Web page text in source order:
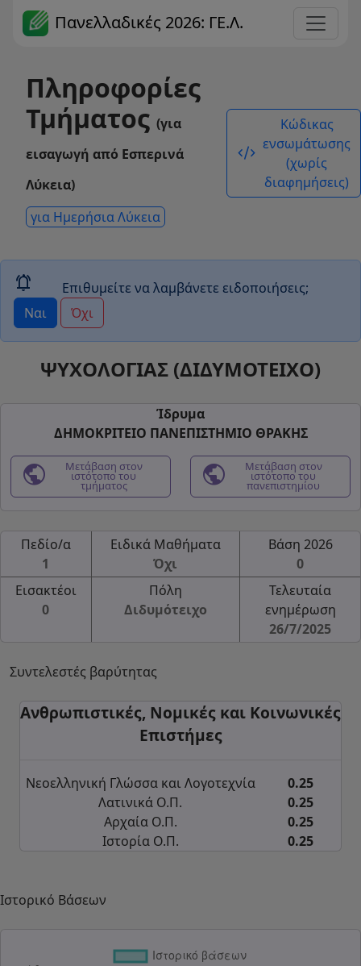
Πανελλαδικές 2026: ΓΕ.Λ.
Πληροφορίες
Τμήματος (για
εισαγωγή από Εσπερινά
Λύκεια)
για Ημερήσια Λύκεια
code_xml
Κώδικας
ενσωμάτωσης
(χωρίς
διαφημήσεις)
notifications_active
Επιθυμείτε να λαμβάνετε ειδοποιήσεις;
Ναι
Όχι
ΨΥΧΟΛΟΓΙΑΣ (ΔΙΔΥΜΟΤΕΙΧΟ)
Ίδρυμα
ΔΗΜΟΚΡΙΤΕΙΟ ΠΑΝΕΠΙΣΤΗΜΙΟ ΘΡΑΚΗΣ
public Μετάβαση στον
ιστότοπο του
τμήματος public Μετάβαση στον
ιστότοπο του
πανεπιστημίου
Πεδίο/α
1
Ειδικά Μαθήματα
Όχι
Βάση 2026
0
Εισακτέοι
0
Πόλη
Διδυμότειχο
Τελευταία
ενημέρωση
26/7/2025
Συντελεστές βαρύτητας
Ανθρωπιστικές, Νομικές και Κοινωνικές
Επιστήμες
Νεοελληνική Γλώσσα και Λογοτεχνία
0.25
Λατινικά Ο.Π.
0.25
Αρχαία Ο.Π.
0.25
Ιστορία Ο.Π.
0.25
Ιστορικό Βάσεων